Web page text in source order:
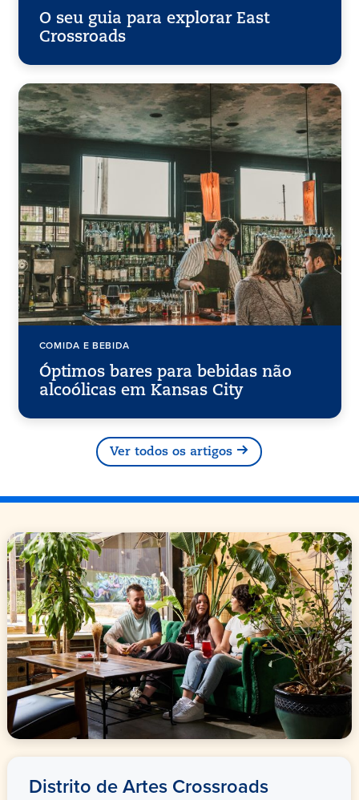
O seu guia para explorar East
Crossroads
COMIDA E BEBIDA
Óptimos bares para bebidas não
alcoólicas em Kansas City
Ver todos os artigos
Distrito de Artes Crossroads